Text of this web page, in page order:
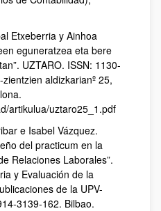
Etxeberria y Ainhoa
eguneratzea eta bere
UZTARO. ISSN: 1130-
aldizkarianº 25,
artikulua/uztaro25_1.pdf
e Isabel Vázquez.
del practicum en la
Relaciones Laborales”.
y Evaluación de la
de la UPV-
3139-162. Bilbao.